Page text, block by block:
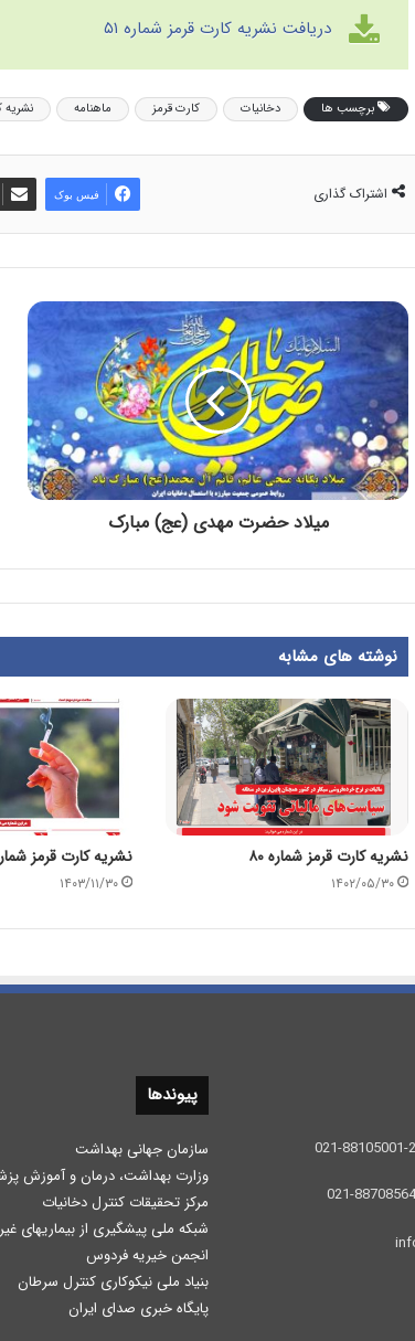
دریافت نشریه کارت قرمز شماره ۵۱
برچسب ها دخانیات کارت قرمز ماهنامه نشریه
اشتراک گذاری فیس بوک
میلاد حضرت مهدی (عج) مبارک
نوشته های مشابه
نشریه کارت قرمز شماره ۸۰
۱۴۰۲/۰۵/۳۰
نشریه کارت قرمز شماره
۱۴۰۳/۱۱/۳۰
پیوندها
سازمان جهانی بهداشت
وزارت بهداشت، درمان و آموزش
مرکز تحقیقات کنترل دخانیات
شبکه ملی پیشگیری از بیماریهای
انجمن خیریه فردوس
بنیاد ملی نیکوکاری کنترل سرطان
پایگاه خبری صدای ایران